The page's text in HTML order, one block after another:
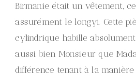
Birmanie était un vêtement,
assurément le longyi. Cette
cylindrique habille
aussi bien Monsieur que
différence tenant à la